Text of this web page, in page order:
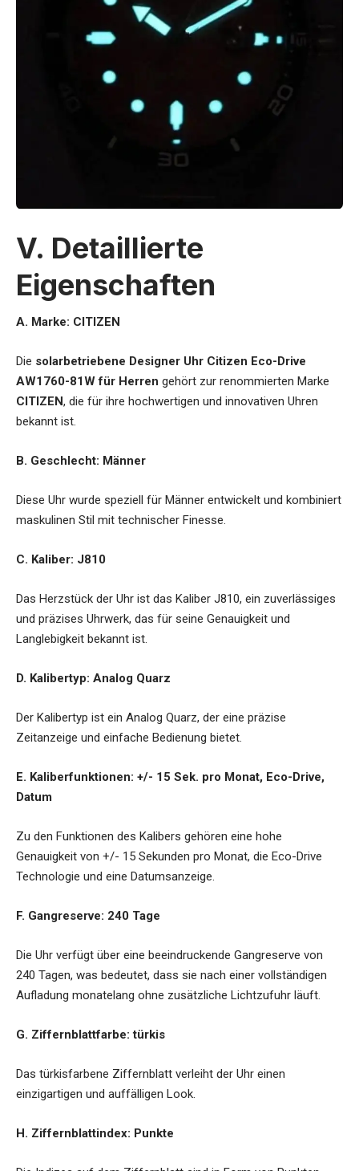
V. Detaillierte
Eigenschaften
A. Marke: CITIZEN
Die solarbetriebene Designer Uhr Citizen Eco-Drive
AW1760-81W für Herren gehört zur renommierten Marke
CITIZEN, die für ihre hochwertigen und innovativen Uhren
bekannt ist.
B. Geschlecht: Männer
Diese Uhr wurde speziell für Männer entwickelt und kombiniert
maskulinen Stil mit technischer Finesse.
C. Kaliber: J810
Das Herzstück der Uhr ist das Kaliber J810, ein zuverlässiges
und präzises Uhrwerk, das für seine Genauigkeit und
Langlebigkeit bekannt ist.
D. Kalibertyp: Analog Quarz
Der Kalibertyp ist ein Analog Quarz, der eine präzise
Zeitanzeige und einfache Bedienung bietet.
E. Kaliberfunktionen: +/- 15 Sek. pro Monat, Eco-Drive,
Datum
Zu den Funktionen des Kalibers gehören eine hohe
Genauigkeit von +/- 15 Sekunden pro Monat, die Eco-Drive
Technologie und eine Datumsanzeige.
F. Gangreserve: 240 Tage
Die Uhr verfügt über eine beeindruckende Gangreserve von
240 Tagen, was bedeutet, dass sie nach einer vollständigen
Aufladung monatelang ohne zusätzliche Lichtzufuhr läuft.
G. Ziffernblattfarbe: türkis
Das türkisfarbene Ziffernblatt verleiht der Uhr einen
einzigartigen und auffälligen Look.
H. Ziffernblattindex: Punkte